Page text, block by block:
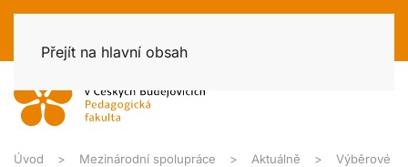
Přejít na hlavní obsah
Úvod Mezinárodní spolupráce Aktuálně Výběrové